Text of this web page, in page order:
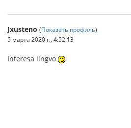
Jxusteno (Показать профиль)
5 марта 2020 г., 4:52:13
Interesa lingvo